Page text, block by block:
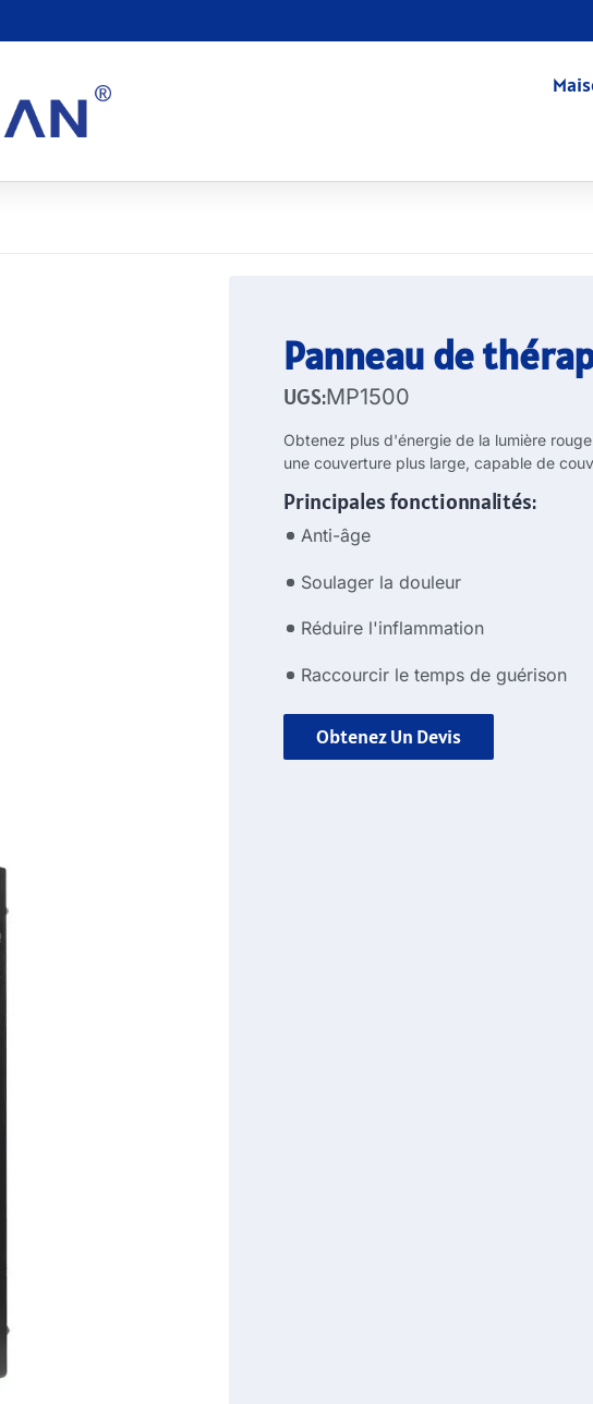
Panneau de
UGS:MP1500
Obtenez plus d'énergie de la lumière
une couverture plus large, capable de
Principales fonctionnalités:
Anti-âge
Soulager la douleur
Réduire l'inflammation
Raccourcir le temps de guérison
Obtenez Un Devis